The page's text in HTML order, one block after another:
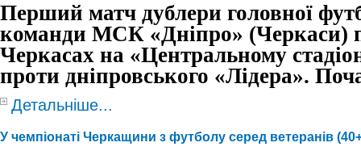
Перший матч дублери головної
команди МСК «Дніпро» (Черкаси)
Черкасах на «Центральному
проти дніпровського «Лідера».
Детальніше...
У чемпіонаті Черкащини з футболу серед ветеранів